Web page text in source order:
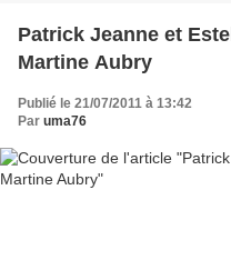
Patrick Jeanne et
Martine Aubry
Publié le 21/07/2011 à 13:42
Par uma76